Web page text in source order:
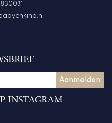
INSTAGRAM